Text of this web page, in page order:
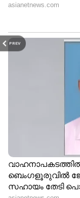
PREV